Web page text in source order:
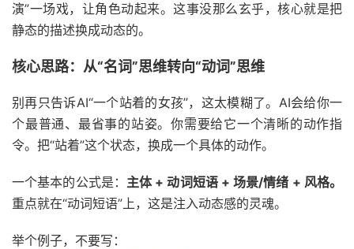
演”一场戏，让角色动起来。这事没那么玄乎，核心就是把
静态的描述换成动态的。
核心思路：从“名词”思维转向“动词”思维
别再只告诉AI“一个站着的女孩”，这太模糊了。AI会给你一
个最普通、最省事的站姿。你需要给它一个清晰的动作指
令。把“站着”这个状态，换成一个具体的动作。
一个基本的公式是： 主体 + 动词短语 + 场景/情绪 + 风格。
重点就在“动词短语”上，这是注入动态感的灵魂。
举个例子，不要写：